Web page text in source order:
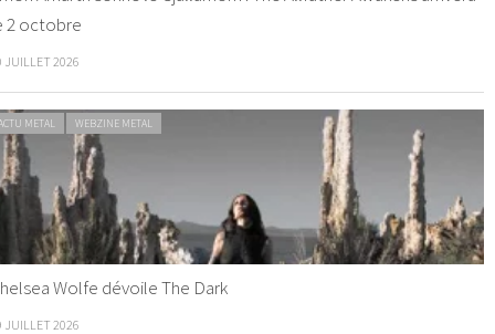
2 octobre
JUILLET 2026
METAL WEBZINE METAL
Wolfe dévoile The Dark
JUILLET 2026